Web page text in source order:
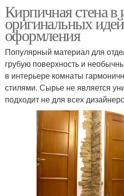
Кирпичная стена в
оригинальных
оформления
Популярный материал для
грубую поверхность и
в интерьере комнаты
стилями. Сырье не является
подходит не для всех